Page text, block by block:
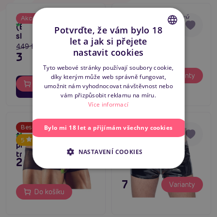
Akce
-20%
02 17 hodin
15 minut
MOB Elephant Thong
(Black), pánská tanga
slon
Skladem
449 Kč
359 Kč
Do košíku
Alfred Set, pánský
kostým sexy
komorník
Skladem
395 Kč Varianty
Bestseller
5
Cottelli C2131382
Men’s Pants 2pcs,
průhledné pánské
trenky
Skladem
249 Kč
Do košíku
Cottelli C22
795 Kč Varianty
ENGLISH
Potvrďte, že vám bylo 18
let a jak si přejete
nastavit cookies
Tyto webové stránky používají soubory cookie,
díky kterým může web správně fungovat,
umožnit nám vyhodnocovat návštěvnost nebo
vám přizpůsobit reklamu na míru.
Více informací
Bylo mi 18 let a přijímám všechny cookies
NASTAVENÍ COOKIES